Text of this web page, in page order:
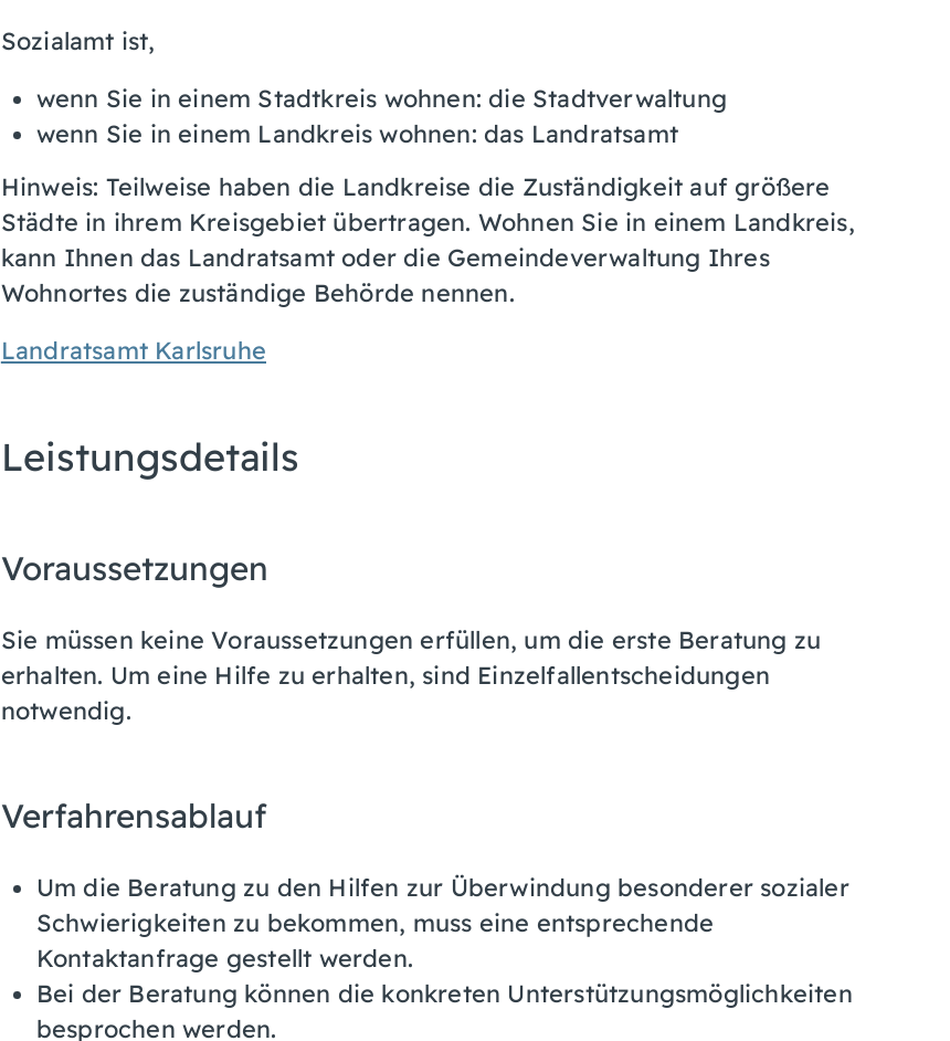
Sozialamt ist,
wenn Sie in einem Stadtkreis wohnen: die Stadtverwaltung
wenn Sie in einem Landkreis wohnen: das Landratsamt
Hinweis: Teilweise haben die Landkreise die Zuständigkeit auf größere
Städte in ihrem Kreisgebiet übertragen. Wohnen Sie in einem Landkreis,
kann Ihnen das Landratsamt oder die Gemeindeverwaltung Ihres
Wohnortes die zuständige Behörde nennen.
Landratsamt Karlsruhe
Leistungsdetails
Voraussetzungen
Sie müssen keine Voraussetzungen erfüllen, um die erste Beratung zu
erhalten. Um eine Hilfe zu erhalten, sind Einzelfallentscheidungen
notwendig.
Verfahrensablauf
Um die Beratung zu den Hilfen zur Überwindung besonderer sozialer
Schwierigkeiten zu bekommen, muss eine entsprechende
Kontaktanfrage gestellt werden.
Bei der Beratung können die konkreten Unterstützungsmöglichkeiten
besprochen werden.